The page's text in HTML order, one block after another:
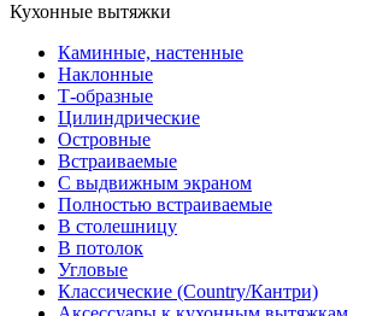
Кухонные вытяжки
Каминные, настенные
Наклонные
Т-образные
Цилиндрические
Островные
Встраиваемые
С выдвижным экраном
Полностью встраиваемые
В столешницу
В потолок
Угловые
Классические (Country/Кантри)